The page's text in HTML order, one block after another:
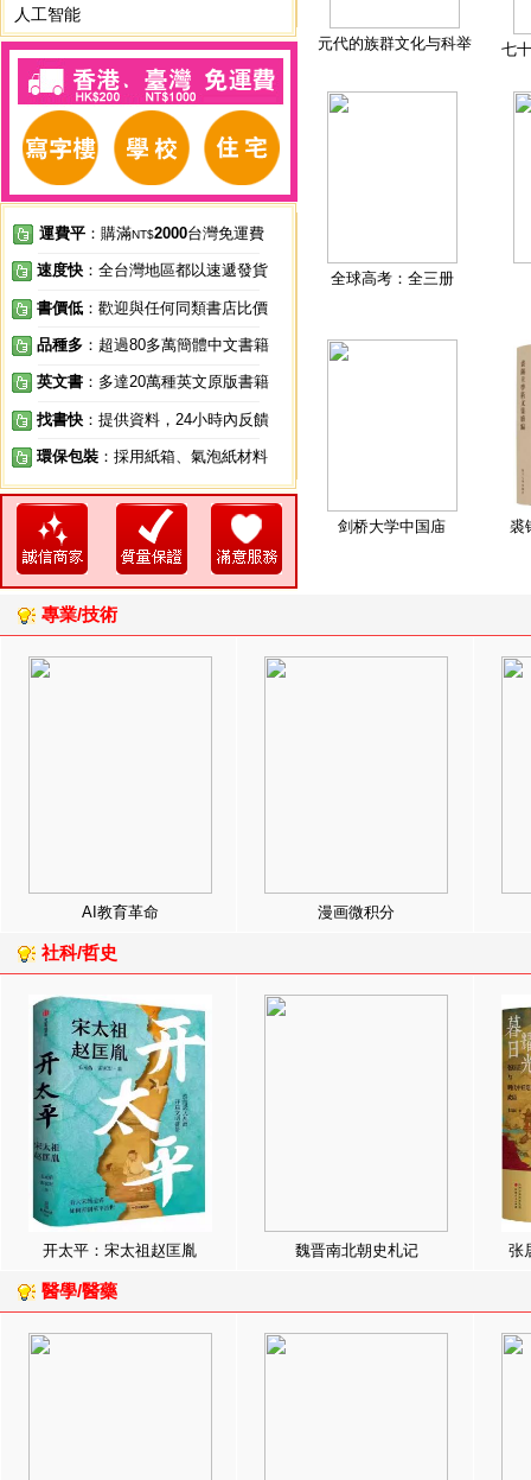
人工智能
運費平 ：購滿NT$2000台灣免運費
速度快 ：全台灣地區都以速遞發貨
書價低 ：歡迎與任何同類書店比價
品種多 ：超過80多萬簡體中文書籍
英文書 ：多達20萬種英文原版書籍
找書快 ：提供資料，24小時內反饋
環保包裝 ：採用紙箱、氣泡紙材料
元代的族群文化与科举 七
全球高考：全三册
剑桥大学中国庙 裘
專業/技術
AI教育革命 漫画微积分
社科/哲史
开太平：宋太祖赵匡胤 魏晋南北朝史札记 张
醫學/醫藥